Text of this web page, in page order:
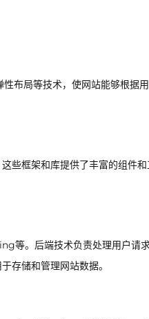
布局等技术，使网站能够根据
些框架和库提供了丰富的组件和
等。后端技术负责处理用户请
存储和管理网站数据。